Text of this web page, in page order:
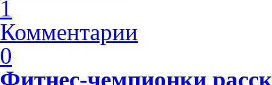
1
Комментарии
0
Фитнес-чемпионки